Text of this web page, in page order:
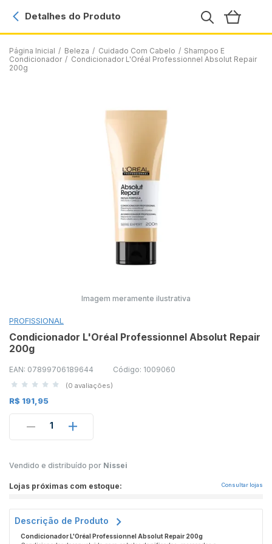
Página Inicial / Beleza / Cuidado Com Cabelo / Shampoo E
Condicionador / Condicionador L'Oréal Professionnel Absolut Repair
200g
Detalhes do Produto
Imagem meramente ilustrativa
PROFISSIONAL
Condicionador L'Oréal Professionnel Absolut Repair
200g
EAN: 07899706189644 Código: 1009060
(0 avaliações)
R$ 191,95
1
Vendido e distribuído por Nissei
Lojas próximas com estoque: Consultar lojas
Descrição de Produto
Condicionador L'Oréal Professionnel Absolut Repair 200g